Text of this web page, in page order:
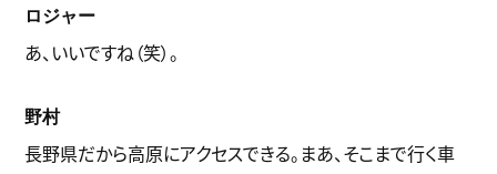
ロジャー
あ、いいですね（笑）。
野村
長野県だから高原にアクセスできる。まあ、そこまで行く車